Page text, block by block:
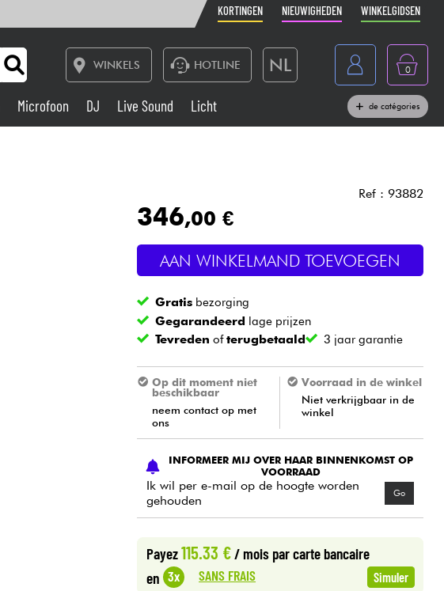
KORTINGEN NIEUWIGHEDEN WINKELGIDSEN
WINKELS HOTLINE NL
France
Belgique
Deutschland
0
Live Sound
Blaasinstrument
Kabels & toebehoren
Microfoon DJ Live Sound Licht de catégories
Ref : 93882
346,00 €
AAN WINKELMAND TOEVOEGEN
Gratis bezorging
Gegarandeerd lage prijzen
Tevreden ofterugbetaald 3 jaar garantie
Op dit moment niet
beschikbaar
neem contact op met
ons
Voorraad in de winkel
Niet verkrijgbaar in de
winkel
INFORMEER MIJ OVER HAAR BINNENKOMST OP
VOORRAAD
Ik wil per e-mail op de hoogte worden
gehouden
Go
Payez115.33 €/ mois par carte bancaire
en 3x SANS FRAIS Simuler